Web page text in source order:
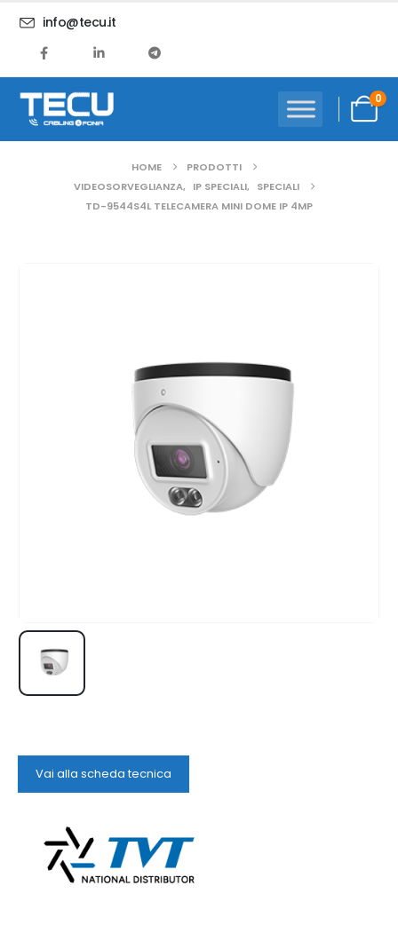
info@tecu.it
0
HOME
PRODOTTI
VIDEOSORVEGLIANZA, IP SPECIALI, SPECIALI
TD-9544S4L TELECAMERA MINI DOME IP 4MP
Vai alla scheda tecnica